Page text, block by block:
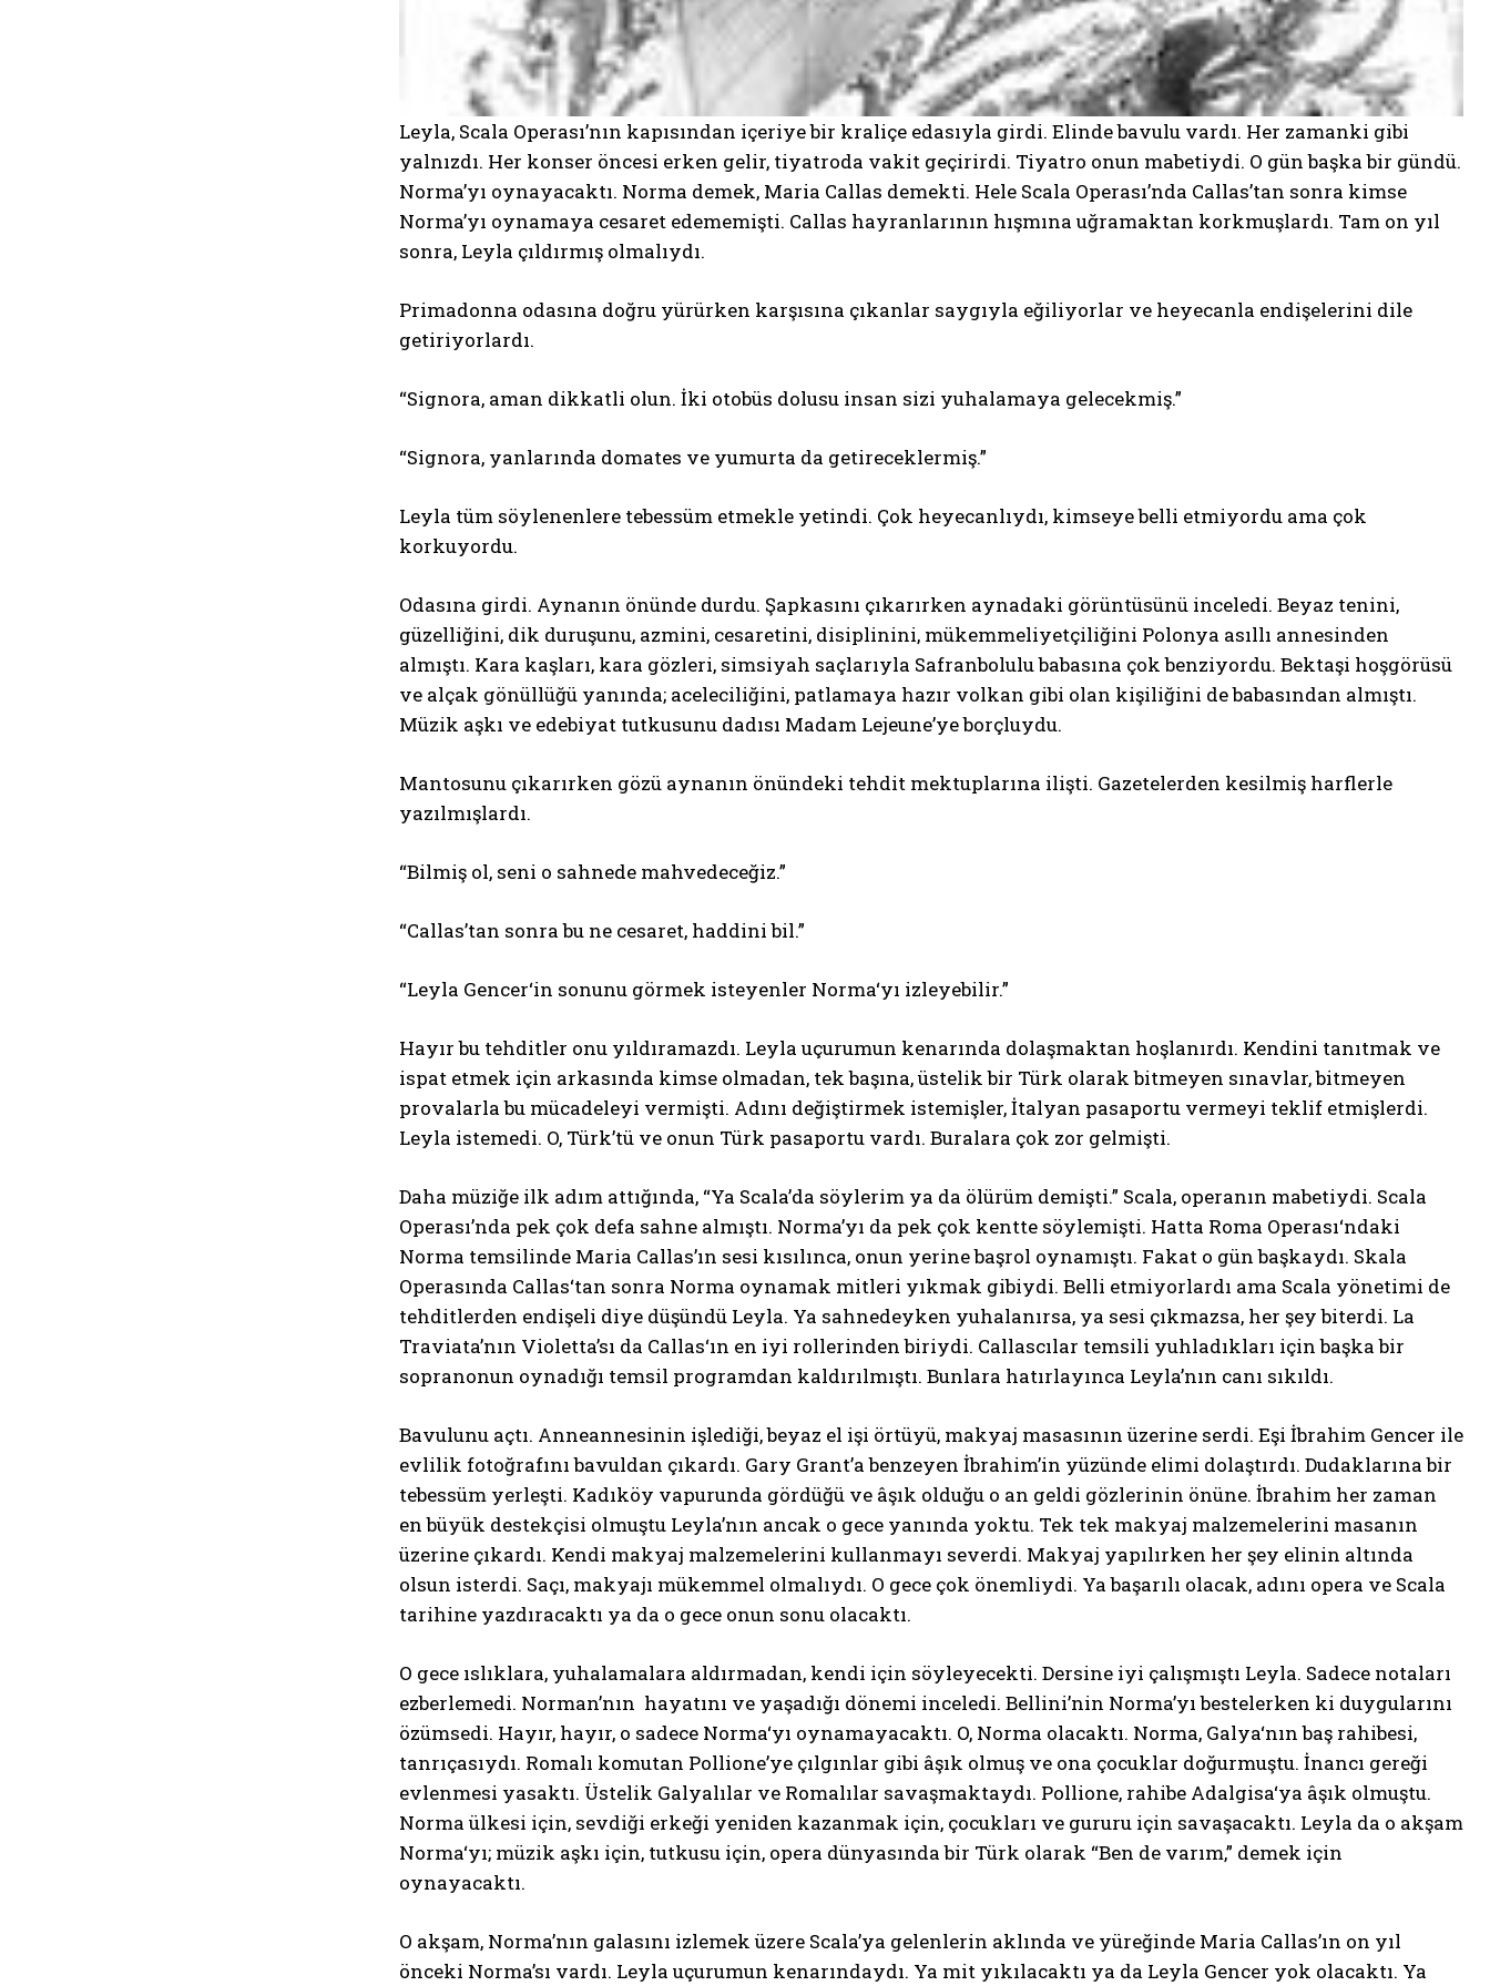
Leyla, Scala Operası’nın kapısından içeriye bir kraliçe edasıyla girdi. Elinde bavulu vardı. Her zamanki gibi
yalnızdı. Her konser öncesi erken gelir, tiyatroda vakit geçirirdi. Tiyatro onun mabetiydi. O gün başka bir gündü.
Norma’yı oynayacaktı. Norma demek, Maria Callas demekti. Hele Scala Operası’nda Callas’tan sonra kimse
Norma’yı oynamaya cesaret edememişti. Callas hayranlarının hışmına uğramaktan korkmuşlardı. Tam on yıl
sonra, Leyla çıldırmış olmalıydı.
Primadonna odasına doğru yürürken karşısına çıkanlar saygıyla eğiliyorlar ve heyecanla endişelerini dile
getiriyorlardı.
“Signora, aman dikkatli olun. İki otobüs dolusu insan sizi yuhalamaya gelecekmiş.”
“Signora, yanlarında domates ve yumurta da getireceklermiş.”
Leyla tüm söylenenlere tebessüm etmekle yetindi. Çok heyecanlıydı, kimseye belli etmiyordu ama çok
korkuyordu.
Odasına girdi. Aynanın önünde durdu. Şapkasını çıkarırken aynadaki görüntüsünü inceledi. Beyaz tenini,
güzelliğini, dik duruşunu, azmini, cesaretini, disiplinini, mükemmeliyetçiliğini Polonya asıllı annesinden
almıştı. Kara kaşları, kara gözleri, simsiyah saçlarıyla Safranbolulu babasına çok benziyordu. Bektaşi hoşgörüsü
ve alçak gönüllüğü yanında; aceleciliğini, patlamaya hazır volkan gibi olan kişiliğini de babasından almıştı.
Müzik aşkı ve edebiyat tutkusunu dadısı Madam Lejeune’ye borçluydu.
Mantosunu çıkarırken gözü aynanın önündeki tehdit mektuplarına ilişti. Gazetelerden kesilmiş harflerle
yazılmışlardı.
“Bilmiş ol, seni o sahnede mahvedeceğiz.”
“Callas’tan sonra bu ne cesaret, haddini bil.”
“Leyla Gencer‘in sonunu görmek isteyenler Norma‘yı izleyebilir.”
Hayır bu tehditler onu yıldıramazdı. Leyla uçurumun kenarında dolaşmaktan hoşlanırdı. Kendini tanıtmak ve
ispat etmek için arkasında kimse olmadan, tek başına, üstelik bir Türk olarak bitmeyen sınavlar, bitmeyen
provalarla bu mücadeleyi vermişti. Adını değiştirmek istemişler, İtalyan pasaportu vermeyi teklif etmişlerdi.
Leyla istemedi. O, Türk’tü ve onun Türk pasaportu vardı. Buralara çok zor gelmişti.
Daha müziğe ilk adım attığında, “Ya Scala’da söylerim ya da ölürüm demişti.” Scala, operanın mabetiydi. Scala
Operası’nda pek çok defa sahne almıştı. Norma’yı da pek çok kentte söylemişti. Hatta Roma Operası‘ndaki
Norma temsilinde Maria Callas’ın sesi kısılınca, onun yerine başrol oynamıştı. Fakat o gün başkaydı. Skala
Operasında Callas‘tan sonra Norma oynamak mitleri yıkmak gibiydi. Belli etmiyorlardı ama Scala yönetimi de
tehditlerden endişeli diye düşündü Leyla. Ya sahnedeyken yuhalanırsa, ya sesi çıkmazsa, her şey biterdi. La
Traviata’nın Violetta’sı da Callas‘ın en iyi rollerinden biriydi. Callascılar temsili yuhladıkları için başka bir
sopranonun oynadığı temsil programdan kaldırılmıştı. Bunlara hatırlayınca Leyla’nın canı sıkıldı.
Bavulunu açtı. Anneannesinin işlediği, beyaz el işi örtüyü, makyaj masasının üzerine serdi. Eşi İbrahim Gencer ile
evlilik fotoğrafını bavuldan çıkardı. Gary Grant’a benzeyen İbrahim’in yüzünde elimi dolaştırdı. Dudaklarına bir
tebessüm yerleşti. Kadıköy vapurunda gördüğü ve âşık olduğu o an geldi gözlerinin önüne. İbrahim her zaman
en büyük destekçisi olmuştu Leyla’nın ancak o gece yanında yoktu. Tek tek makyaj malzemelerini masanın
üzerine çıkardı. Kendi makyaj malzemelerini kullanmayı severdi. Makyaj yapılırken her şey elinin altında
olsun isterdi. Saçı, makyajı mükemmel olmalıydı. O gece çok önemliydi. Ya başarılı olacak, adını opera ve Scala
tarihine yazdıracaktı ya da o gece onun sonu olacaktı.
O gece ıslıklara, yuhalamalara aldırmadan, kendi için söyleyecekti. Dersine iyi çalışmıştı Leyla. Sadece notaları
ezberlemedi. Norman’nın hayatını ve yaşadığı dönemi inceledi. Bellini’nin Norma’yı bestelerken ki duygularını
özümsedi. Hayır, hayır, o sadece Norma‘yı oynamayacaktı. O, Norma olacaktı. Norma, Galya‘nın baş rahibesi,
tanrıçasıydı. Romalı komutan Pollione’ye çılgınlar gibi âşık olmuş ve ona çocuklar doğurmuştu. İnancı gereği
evlenmesi yasaktı. Üstelik Galyalılar ve Romalılar savaşmaktaydı. Pollione, rahibe Adalgisa‘ya âşık olmuştu.
Norma ülkesi için, sevdiği erkeği yeniden kazanmak için, çocukları ve gururu için savaşacaktı. Leyla da o akşam
Norma‘yı; müzik aşkı için, tutkusu için, opera dünyasında bir Türk olarak “Ben de varım,” demek için
oynayacaktı.
O akşam, Norma’nın galasını izlemek üzere Scala’ya gelenlerin aklında ve yüreğinde Maria Callas’ın on yıl
önceki Norma’sı vardı. Leyla uçurumun kenarındaydı. Ya mit yıkılacaktı ya da Leyla Gencer yok olacaktı. Ya